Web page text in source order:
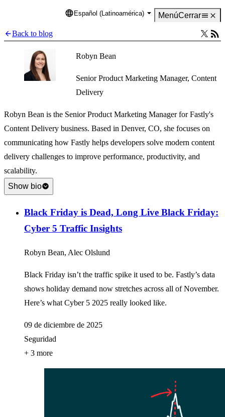
Language
Español (Latinoamérica) MenúCerrar
Back to blog
Robyn Bean
Senior Product Marketing Manager, Content
Delivery
Robyn Bean is the Senior Product Marketing Manager for Fastly's
Content Delivery business. Based in Denver, CO, she focuses on
communicating how Fastly helps developers solve modern content
delivery challenges to improve performance, productivity, and
scalability.
Show bio
Black Friday is Dead, Long Live Black Friday:
Cyber 5 Traffic Insights
Robyn Bean, Alec Olslund
Black Friday isn’t the traffic spike it used to be. Fastly’s data
shows holiday demand now stretches across all of November.
Here’s what Cyber 5 2025 really looked like.
09 de diciembre de 2025
Seguridad
+ 3 more